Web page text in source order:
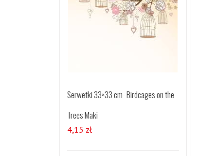
Serwetki 33×33 cm- Birdcages on the
Trees Maki
4,15 zł